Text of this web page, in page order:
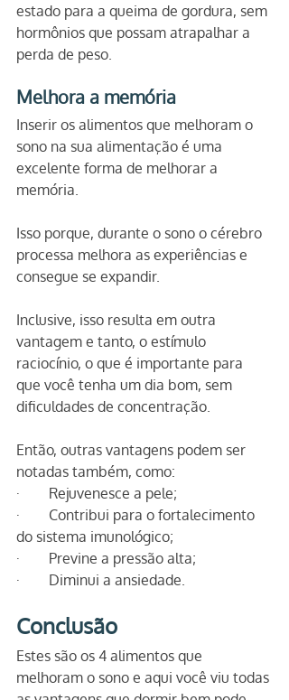
estado para a queima de gordura, sem
hormônios que possam atrapalhar a
perda de peso.
Melhora a memória
Inserir os alimentos que melhoram o
sono na sua alimentação é uma
excelente forma de melhorar a
memória.
Isso porque, durante o sono o cérebro
processa melhora as experiências e
consegue se expandir.
Inclusive, isso resulta em outra
vantagem e tanto, o estímulo
raciocínio, o que é importante para
que você tenha um dia bom, sem
dificuldades de concentração.
Então, outras vantagens podem ser
notadas também, como:
·        Rejuvenesce a pele;
·        Contribui para o fortalecimento
do sistema imunológico;
·        Previne a pressão alta;
·        Diminui a ansiedade.
Conclusão
Estes são os 4 alimentos que
melhoram o sono e aqui você viu todas